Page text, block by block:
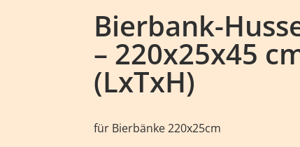
Bierbank-
– 220x25x45
(LxTxH)
für Bierbänke 220x25cm